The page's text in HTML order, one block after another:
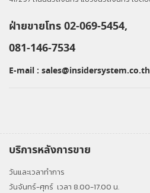
ฝ่ายขายโทร 02-069-5454,
081-146-7534
E-mail : sales@insidersystem.co.th
บริการหลังการขาย
วันและเวลาทำการ
วันจันทร์-ศุกร์ เวลา 8.00-17.00 น.